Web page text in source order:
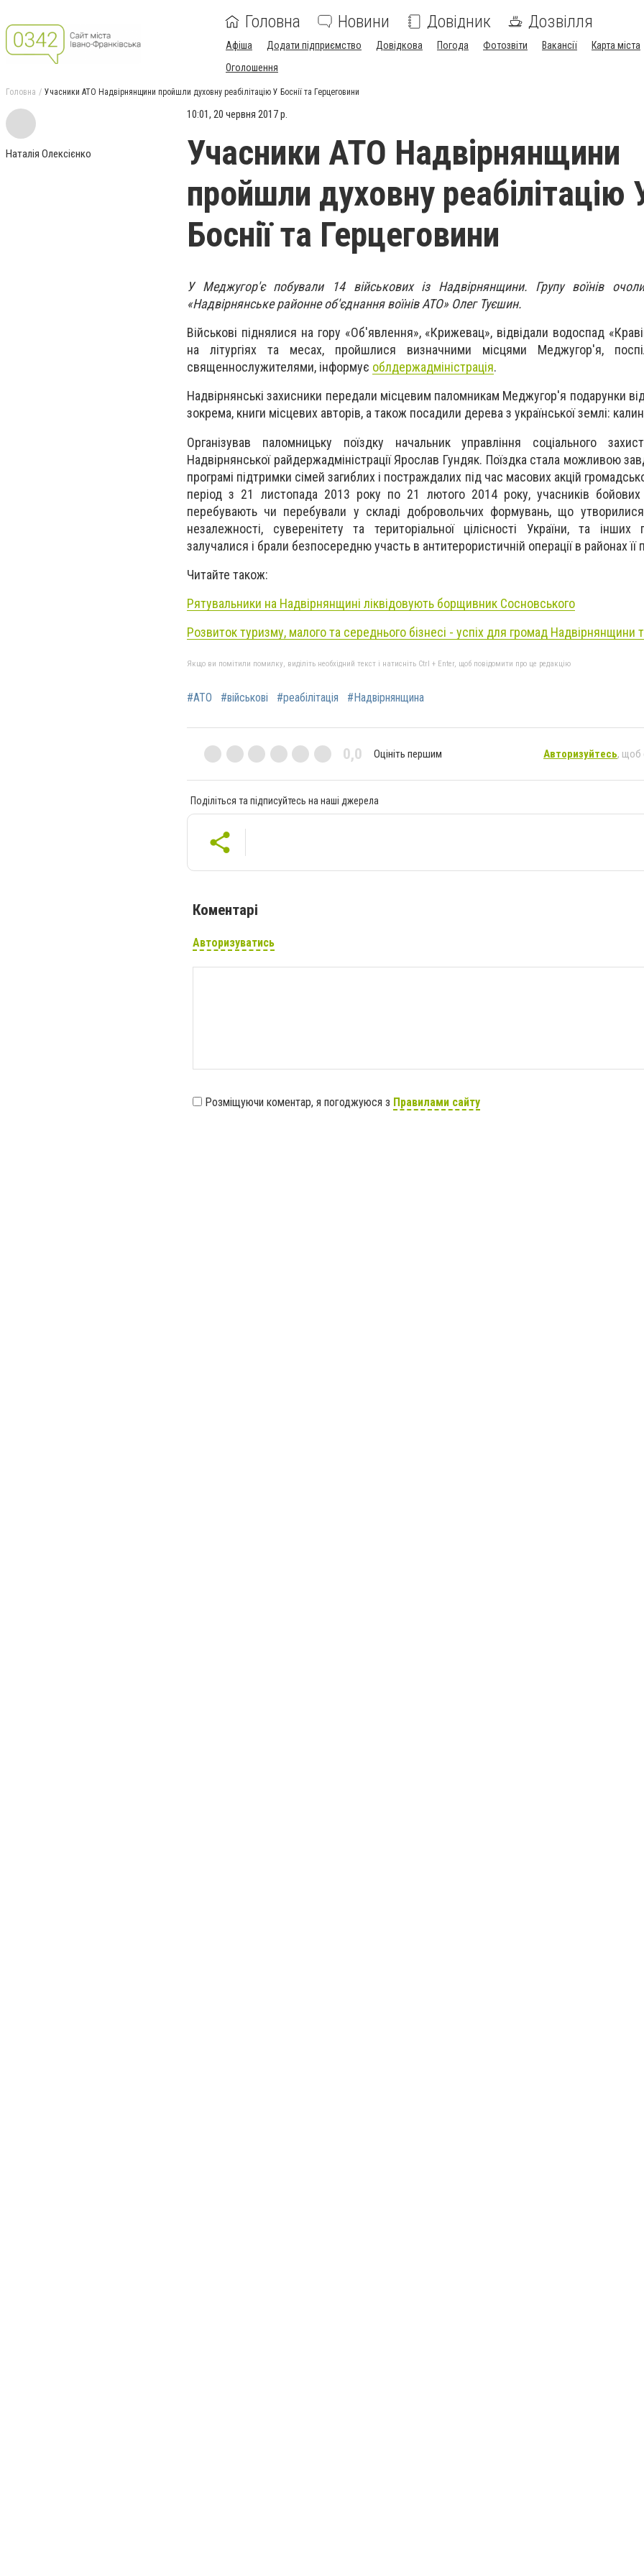
Головна Новини Довідник Дозвілля
Афіша Додати підприємство Довідкова Погода Фотозвіти Вакансії Карта міста
Оголошення
Головна Учасники АТО Надвірнянщини пройшли духовну реабілітацію У Боснії та Герцеговини
Наталія Олексієнко
10:01, 20 червня 2017 р.
Учасники АТО Надвірнянщини
пройшли духовну реабілітацію
Боснії та Герцеговини
У Меджугор'є побували 14 військових із Надвірнянщини. Групу воїнів
«Надвірнянське районне об'єднання воїнів АТО» Олег Туєшин.
Військові піднялися на гору «Об'явлення», «Крижевац», відвідали водоспад
на літургіях та месах, пройшлися визначними місцями Меджугор'я,
священнослужителями, інформує облдержадміністрація.
Надвірнянські захисники передали місцевим паломникам Меджугор'я подарунки
зокрема, книги місцевих авторів, а також посадили дерева з української землі:
Організував паломницьку поїздку начальник управління соціального
Надвірнянської райдержадміністрації Ярослав Гундяк. Поїздка стала можливою
програмі підтримки сімей загиблих і постраждалих під час масових акцій
період з 21 листопада 2013 року по 21 лютого 2014 року, учасників бойових
перебувають чи перебували у складі добровольчих формувань, що
незалежності, суверенітету та територіальної цілісності України, та інших
залучалися і брали безпосередню участь в антитерористичній операції в районах
Читайте також:
Рятувальники на Надвірнянщині ліквідовують борщивник Сосновського
Розвиток туризму, малого та середнього бізнесі - успіх для громад Надвірнянщини
Якщо ви помітили помилку, виділіть необхідний текст і натисніть Ctrl + Enter, щоб повідомити про це редакцію
#АТО #військові #реабілітація #Надвірнянщина
0,0 Оцініть першим Авторизуйтесь, щоб
Поділіться та підписуйтесь на наші джерела
Коментарі
Авторизуватись
Розміщуючи коментар, я погоджуюся з Правилами сайту